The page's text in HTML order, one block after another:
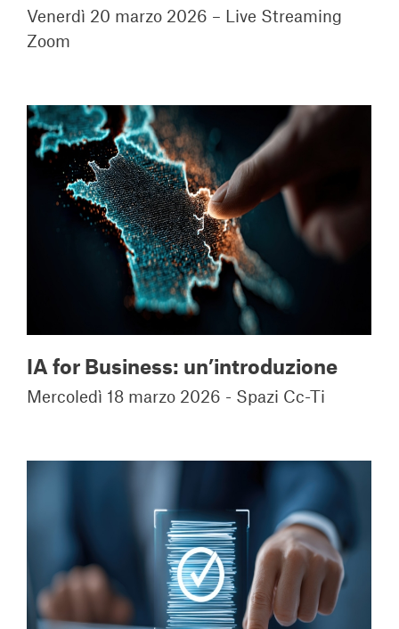
Venerdì 20 marzo 2026 – Live Streaming
Zoom
IA for Business: un’introduzione
Mercoledì 18 marzo 2026 - Spazi Cc-Ti